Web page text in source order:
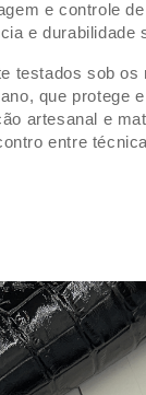
e controle
e durabilidade
testados sob os
que protege
artesanal e
entre